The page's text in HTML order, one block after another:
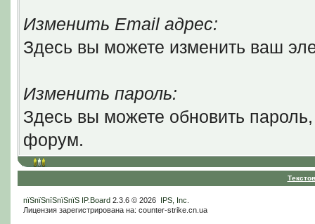
Изменить Email адрес:
Здесь вы можете изменить ваш
Изменить пароль:
Здесь вы можете обновить
форум.
пїЅпїЅпїЅпїЅпїЅ IP.Board2.3.6 © 2026 IPS, Inc
Лицензия зарегистрирована на: counter-strike.cn.ua